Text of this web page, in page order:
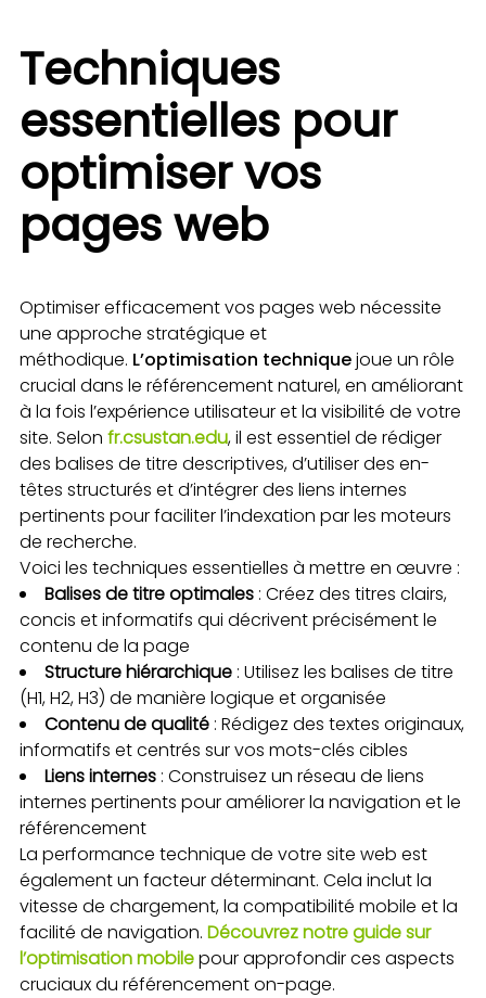
Techniques
essentielles pour
optimiser vos
pages web
Optimiser efficacement vos pages web nécessite
une approche stratégique et
méthodique. L’optimisation techniquejoue un rôle
crucial dans le référencement naturel, en améliorant
à la fois l’expérience utilisateur et la visibilité de votre
site. Selon fr.csustan.edu, il est essentiel de rédiger
des balises de titre descriptives, d’utiliser des en-
têtes structurés et d’intégrer des liens internes
pertinents pour faciliter l’indexation par les moteurs
de recherche.
Voici les techniques essentielles à mettre en œuvre :
Balises de titre optimales : Créez des titres clairs,
concis et informatifs qui décrivent précisément le
contenu de la page
Structure hiérarchique : Utilisez les balises de titre
(H1, H2, H3) de manière logique et organisée
Contenu de qualité : Rédigez des textes originaux,
informatifs et centrés sur vos mots-clés cibles
Liens internes : Construisez un réseau de liens
internes pertinents pour améliorer la navigation et le
référencement
La performance technique de votre site web est
également un facteur déterminant. Cela inclut la
vitesse de chargement, la compatibilité mobile et la
facilité de navigation. Découvrez notre guide sur
l’optimisation mobilepour approfondir ces aspects
cruciaux du référencement on-page.